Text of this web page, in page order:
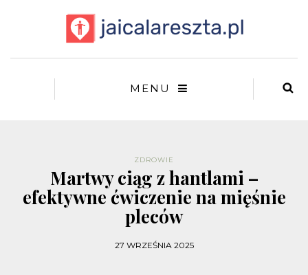
MENU
ZDROWIE
Martwy ciąg z hantlami –
efektywne ćwiczenie na mięśnie
pleców
27 WRZEŚNIA 2025